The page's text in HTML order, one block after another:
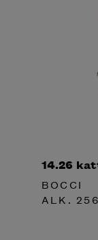
14.26
BOCCI
ALK.